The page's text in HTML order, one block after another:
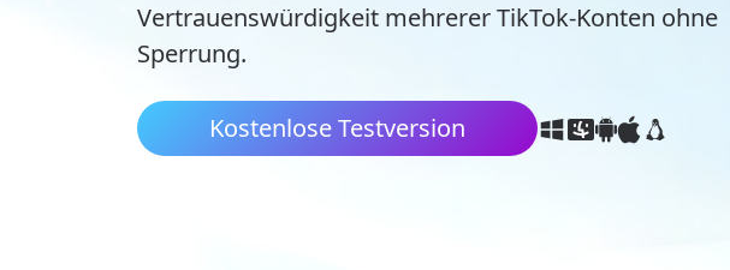
Vertrauenswürdigkeit mehrerer TikTok-Konten ohne
Sperrung.
Kostenlose Testversion